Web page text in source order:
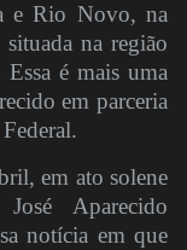
e Rio Novo, na
na região
é mais uma
em parceria
em ato solene
Aparecido
notícia em que